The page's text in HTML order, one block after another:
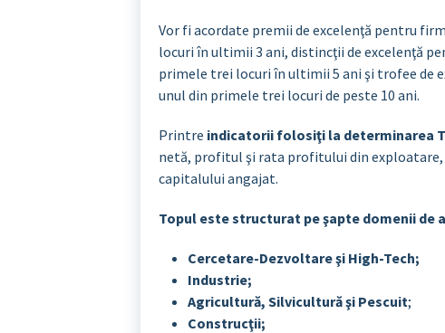
Vor fi acordate premii de excelenţă pentru
locuri în ultimii 3 ani, distincţii de excelenţă
primele trei locuri în ultimii 5 ani şi trofee de
unul din primele trei locuri de peste 10 ani.
Printre indicatorii folosiţi la determinarea
netă, profitul şi rata profitului din
capitalului angajat.
Topul este structurat pe şapte domenii de
Cercetare-Dezvoltare şi High-Tech;
Industrie;
Agricultură, Silvicultură şi Pescuit;
Construcţii;